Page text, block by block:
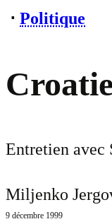
⋅ Politique
Entretien avec
Miljenko
9 décembre 1999